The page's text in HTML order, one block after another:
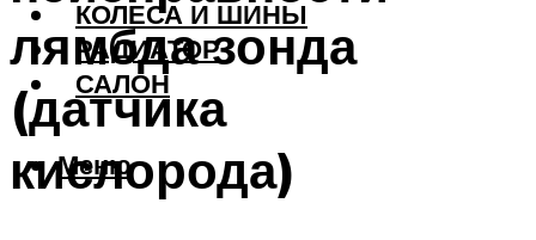
КОЛЕСА И ШИНЫ
РАДИАТОР
САЛОН
Меню
лямбда зонда
(датчика
кислорода)